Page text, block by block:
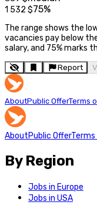
1 532 $75%
The range shows the
vacancies pay below
salary, and 75% marks
Report
AboutPublic OfferTerms
AboutPublic Offer
By Region
Jobs in Europe
Jobs in USA